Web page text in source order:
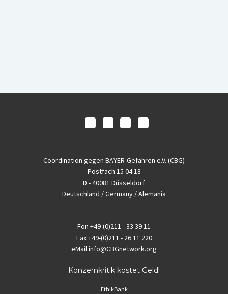
Coordination gegen BAYER-Gefahren e.V. (CBG)
Postfach 15 04 18
D - 40081 Düsseldorf
Deutschland / Germany / Alemania
Fon +49-(0)211 - 33 39 11
Fax+49-(0)211 - 26 11 220
eMailinfo@CBGnetwork.org
Konzernkritik kostet Geld!
EthikBank